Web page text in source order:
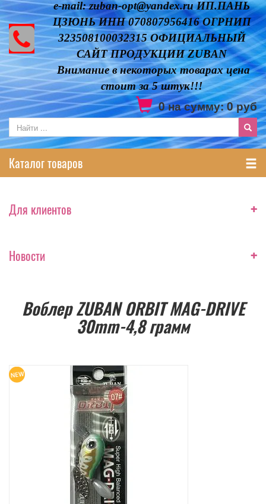
e-mail: zuban-opt@yandex.ru ИП.ПАНЬ
ЦЗЮНЬ ИНН 070807956416 ОГРНИП
323508100032315 ОФИЦИАЛЬНЫЙ
САЙТ ПРОДУКЦИИ ZUBAN
Внимание в некоторых товарах цена
стоит за 5 штук!!!
0на сумму:0руб
Каталог товаров
Для клиентов +
Новости +
Воблер ZUBAN ORBIT MAG-DRIVE
30mm-4,8 грамм